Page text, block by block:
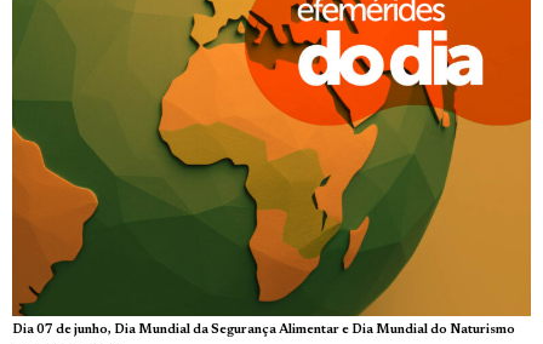
Dia 07 de junho, Dia Mundial da Segurança Alimentar e Dia Mundial do Naturismo